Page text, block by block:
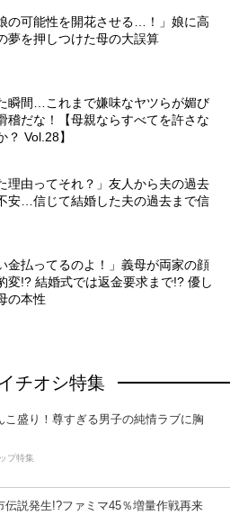
の可能性を開花させる…！」娘に高
夢を押しつけた母の大誤算
瞬間…これまで嫌味なヤツらが媚び
稽だな！【母親ならすべてを許さな
？ Vol.28】
理由ってそれ？」友人から夫の過去
安…信じて結婚した夫の過去まで信
金払ってるのよ！」義母が両家の顔
変!? 結婚式では返金要求まで!? 優し
の本性
チオシ特集
こ盛り！尊すぎる男子の純情ラブに胸
プ特集
伝説発生!?ファミマ45％増量作戦再来